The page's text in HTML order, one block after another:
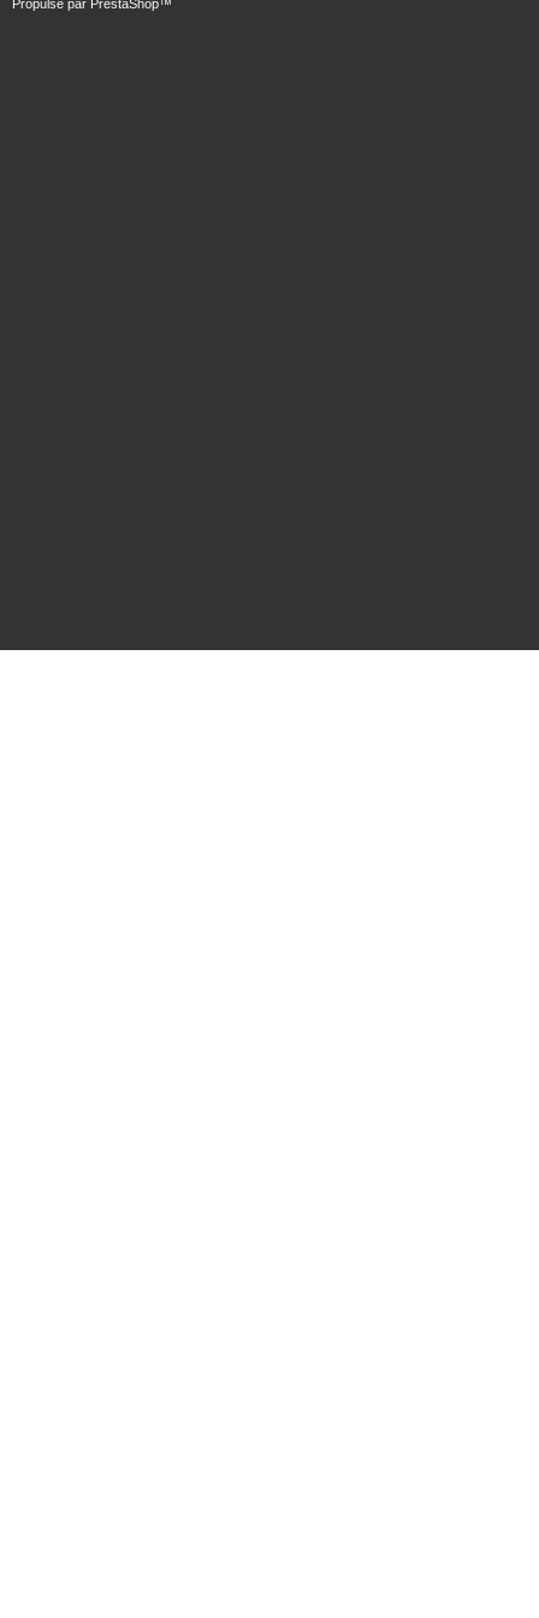
Propulsé par PrestaShop™